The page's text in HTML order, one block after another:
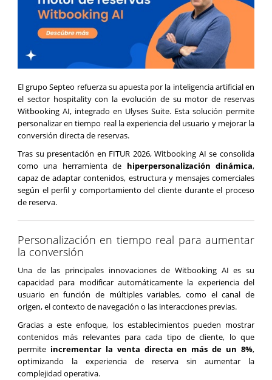
El grupo Septeo refuerza su apuesta por la inteligencia artificial en
el sector hospitality con la evolución de su motor de reservas
Witbooking AI, integrado en Ulyses Suite. Esta solución permite
personalizar en tiempo real la experiencia del usuario y mejorar la
conversión directa de reservas.
Tras su presentación en FITUR 2026, Witbooking AI se consolida
como una herramienta de hiperpersonalización dinámica,
capaz de adaptar contenidos, estructura y mensajes comerciales
según el perfil y comportamiento del cliente durante el proceso
de reserva.
Personalización en tiempo real para aumentar
la conversión
Una de las principales innovaciones de Witbooking AI es su
capacidad para modificar automáticamente la experiencia del
usuario en función de múltiples variables, como el canal de
origen, el contexto de navegación o las interacciones previas.
Gracias a este enfoque, los establecimientos pueden mostrar
contenidos más relevantes para cada tipo de cliente, lo que
permite incrementar la venta directa en más de un 8%,
optimizando la experiencia de reserva sin aumentar la
complejidad operativa.